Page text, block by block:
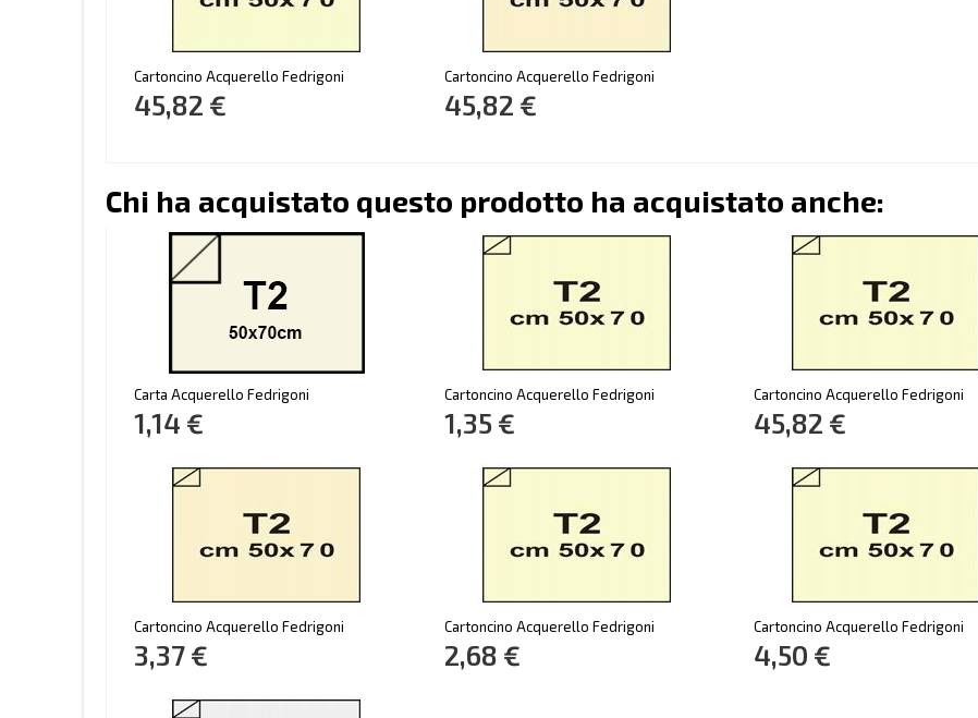
Cartoncino Acquerello Fedrigoni
45,82 €
Cartoncino Acquerello Fedrigoni
45,82 €
Chi ha acquistato questo prodotto ha acquistato anche:
Carta Acquerello Fedrigoni
1,14 €
Cartoncino Acquerello Fedrigoni
1,35 €
Cartoncino Acquerello Fedrigoni
45,82 €
Cartoncino Acquerello Fedrigoni
3,37 €
Cartoncino Acquerello Fedrigoni
2,68 €
Cartoncino Acquerello Fedrigoni
4,50 €